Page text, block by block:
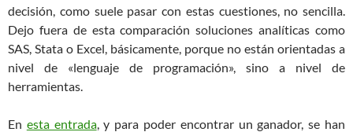
decisión, como suele pasar con estas cuestiones, no sencilla.
Dejo fuera de esta comparación soluciones analíticas como
SAS, Stata o Excel, básicamente, porque no están orientadas a
nivel de «lenguaje de programación», sino a nivel de
herramientas.
En esta entrada, y para poder encontrar un ganador, se han